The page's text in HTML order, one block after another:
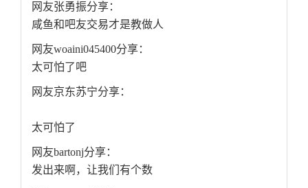
网友张勇振分享：
咸鱼和吧友交易才是教做人
网友woaini045400分享：
太可怕了吧
网友京东苏宁分享：
太可怕了
网友bartonj分享：
发出来啊，让我们有个数